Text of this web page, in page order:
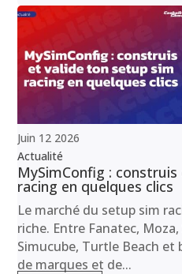
Juin 12 2026
Actualité
MySimConfig :
racing en quelques clics
Le marché du setup sim
riche. Entre Fanatec,
Simucube, Turtle Beach et
de marques et de...